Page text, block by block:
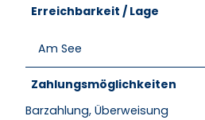
Erreichbarkeit / Lage
Am See
Zahlungsmöglichkeiten
Barzahlung, Überweisung